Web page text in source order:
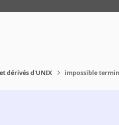
dérivés d'UNIX impossible